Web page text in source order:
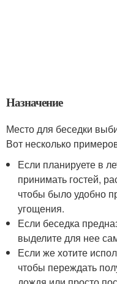
Назначение
Место для беседки
Вот несколько
Если планируете в
принимать гостей,
чтобы было удобно
угощения.
Если беседка
выделите для нее
Если же хотите
чтобы переждать